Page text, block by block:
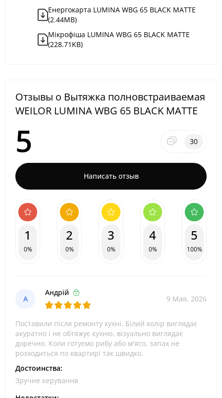
Енергокарта LUMINA WBG 65 BLACK MATTE
(2.44MB)
Мікрофіша LUMINA WBG 65 BLACK MATTE
(228.71KB)
Отзывы о Вытяжка полновстраиваемая
WEILOR LUMINA WBG 65 BLACK MATTE
5 30
Написать отзыв
1
0%
2
0%
3
0%
4
0%
5
100%
А
Андрій
9 Мая, 2026
Поставили після ремонту кухні. Білий колір виглядає
акуратно і не обтяжує кухню, візуально виглядає
доречно. Коли готуємо рибу або м'ясо, запах не
розходиться по квартирі так швидко.
Достоинства:
Зручне керування